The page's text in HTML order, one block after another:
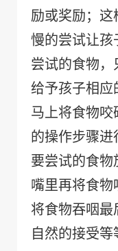
励或奖励；这
慢的尝试让孩
尝试的食物，
给予孩子相应
马上将食物咬
的操作步骤进
要尝试的食物
嘴里再将食物
将食物吞咽
自然的接受等